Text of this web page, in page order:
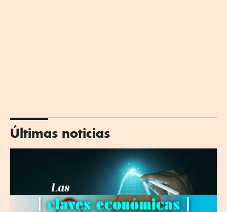
Últimas noticias